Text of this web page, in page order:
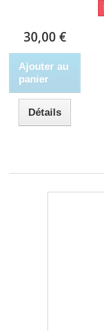
30,00 €
Ajouter au
panier
Détails